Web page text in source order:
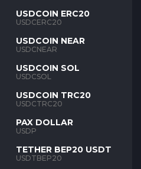
USDCOIN ERC20
USDCERC20
USDCOIN NEAR
USDCNEAR
USDCOIN SOL
USDCSOL
USDCOIN TRC20
USDCTRC20
PAX DOLLAR
USDP
TETHER BEP20 USDT
USDTBEP20